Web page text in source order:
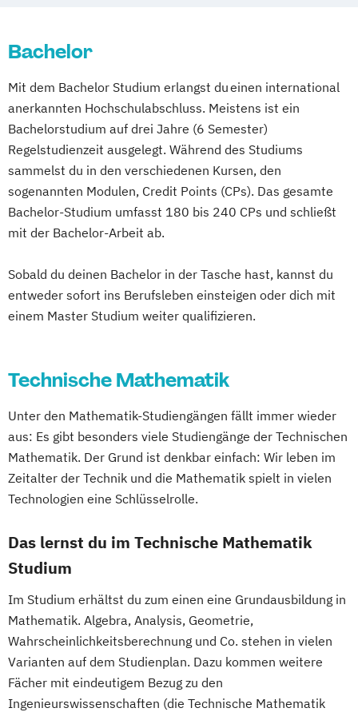
Germanistik
Geschichte Informatics
Information Management
Information and Communications
Engineering
Information and Communications
Engineering: Studienzweig Autonomous
Engineering: Studienzweig Networks and
Communications
Information and Communications
International Business and Economics
Kreatives Schreiben und Schreibkulturen
Lehramt
Liberal Arts Management
Mathematics
Medien
Kommunikation und Kultur
Philosophie Psychologie
Robotics and Artificial Intelligence
Romanistik Slawistik
Sozialpädagogik und soziale Inklusion
Technische Mathematik Visuelle Kultur
Softwareentwicklung
Rechtswissenschaften
Nawi-Tec für Schüler*innen
Neuere deutsche Literatur im
medienkulturellen Kontext
Philosophie - Philosophie im europäischen
Kontext
Politikwissenschaft – Regieren und
Politikwissenschaft
Verwaltungswissenschaft Soziologie
Praktische Informatik
Psychologie
Volkswirtschaft Wirtschaftsinformatik
Wirtschaftswissenschaft
Wirtschaftswissenschaft für Ingenieur/-
innen und Naturwissenschaftler/-innen
Bachelor
Mit dem Bachelor Studium erlangst du einen international
anerkannten Hochschulabschluss. Meistens ist ein
Bachelorstudium auf drei Jahre (6 Semester)
Regelstudienzeit ausgelegt. Während des Studiums
sammelst du in den verschiedenen Kursen, den
sogenannten Modulen, Credit Points (CPs). Das gesamte
Bachelor-Studium umfasst 180 bis 240 CPs und schließt
mit der Bachelor-Arbeit ab.
Sobald du deinen Bachelor in der Tasche hast, kannst du
entweder sofort ins Berufsleben einsteigen oder dich mit
einem Master Studium weiter qualifizieren.
Technische Mathematik
Unter den Mathematik-Studiengängen fällt immer wieder
aus: Es gibt besonders viele Studiengänge der Technischen
Mathematik. Der Grund ist denkbar einfach: Wir leben im
Zeitalter der Technik und die Mathematik spielt in vielen
Technologien eine Schlüsselrolle.
Das lernst du im Technische Mathematik
Studium
Im Studium erhältst du zum einen eine Grundausbildung in
Mathematik. Algebra, Analysis, Geometrie,
Wahrscheinlichkeitsberechnung und Co. stehen in vielen
Varianten auf dem Studienplan. Dazu kommen weitere
Fächer mit eindeutigem Bezug zu den
Ingenieurswissenschaften (die Technische Mathematik